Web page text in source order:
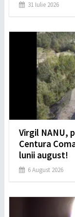
31 Iulie 2026
Virgil NANU,
Centura
lunii august!
6 August 2026